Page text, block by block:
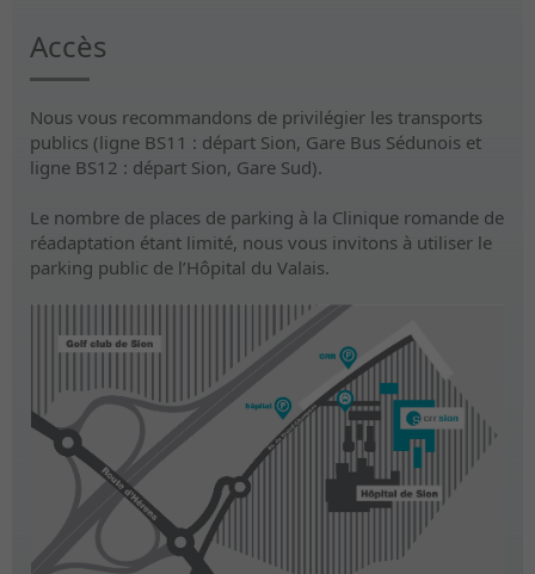
Accès
Nous vous recommandons de privilégier les transports
publics (ligne BS11 : départ Sion, Gare Bus Sédunois et
ligne BS12 : départ Sion, Gare Sud).
Le nombre de places de parking à la Clinique romande de
réadaptation étant limité, nous vous invitons à utiliser le
parking public de l’Hôpital du Valais.